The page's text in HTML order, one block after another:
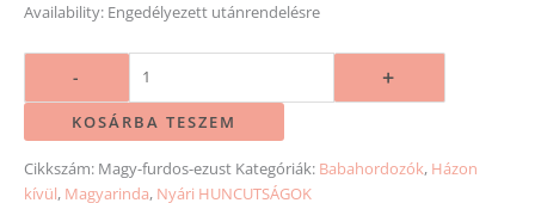
Availability: Engedélyezett utánrendelésre
- +
KOSÁRBA TESZEM
Cikkszám: Magy-furdos-ezust Kategóriák: Babahordozók, Házon
kívül, Magyarinda, Nyári HUNCUTSÁGOK